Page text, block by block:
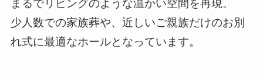
まるでリビングのような温かい空間を再現。
少人数での家族葬や、近しいご親族だけのお別
れ式に最適なホールとなっています。